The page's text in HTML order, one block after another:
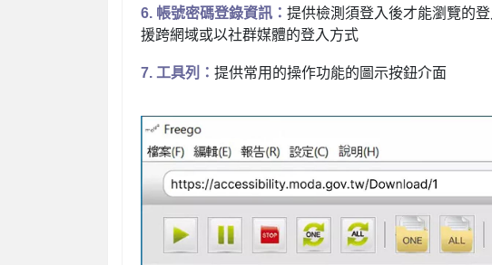
6. 帳號密碼登錄資訊 ： 提供檢測須登入後才能瀏覽的
援跨網域或以社群媒體的登入 方式
7. 工具列： 提供常用的操作功能的圖示按鈕介面